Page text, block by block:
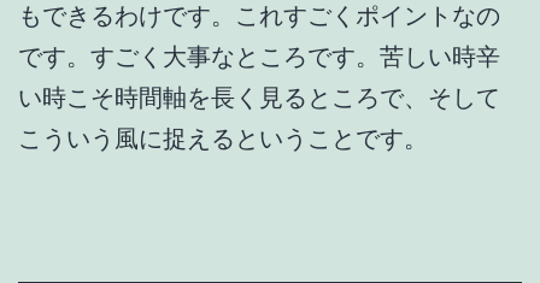
もできるわけです。これすごくポイントなの
です。すごく大事なところです。苦しい時辛
い時こそ時間軸を長く見るところで、そして
こういう風に捉えるということです。